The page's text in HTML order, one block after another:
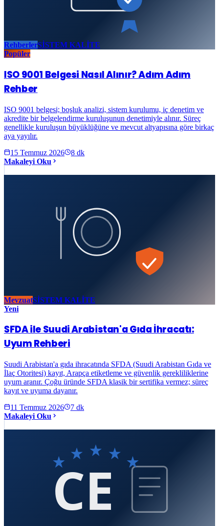
RehberlerSİSTEM KALİTE
Popüler
ISO 9001 Belgesi Nasıl Alınır? Adım Adım
Rehber
ISO 9001 belgesi; boşluk analizi, sistem kurulumu, iç denetim ve
akredite bir belgelendirme kuruluşunun denetimiyle alınır. Süreç
genellikle kuruluşun büyüklüğüne ve mevcut altyapısına göre birkaç
aya yayılır.
15 Temmuz 2026
8 dk
Makaleyi Oku
MevzuatSİSTEM KALİTE
Yeni
SFDA ile Suudi Arabistan'a Gıda İhracatı:
Uyum Rehberi
Suudi Arabistan'a gıda ihracatında SFDA (Suudi Arabistan Gıda ve
İlaç Otoritesi) kayıt, Arapça etiketleme ve güvenlik gerekliliklerine
uyum aranır. Çoğu üründe SFDA klasik bir sertifika vermez; süreç
kayıt ve uyuma dayanır.
11 Temmuz 2026
7 dk
Makaleyi Oku
CE